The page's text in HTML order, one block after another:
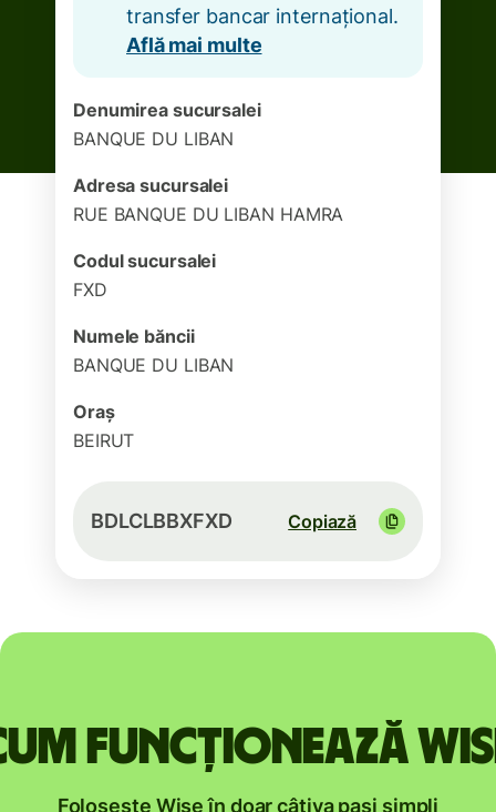
transfer bancar internațional.
Află mai multe
Denumirea sucursalei
BANQUE DU LIBAN
Adresa sucursalei
RUE BANQUE DU LIBAN HAMRA
Codul sucursalei
FXD
Numele băncii
BANQUE DU LIBAN
Oraș
BEIRUT
BDLCLBBXFXD Copiază
funcționează
Folosește Wise în doar câțiva pași simpli